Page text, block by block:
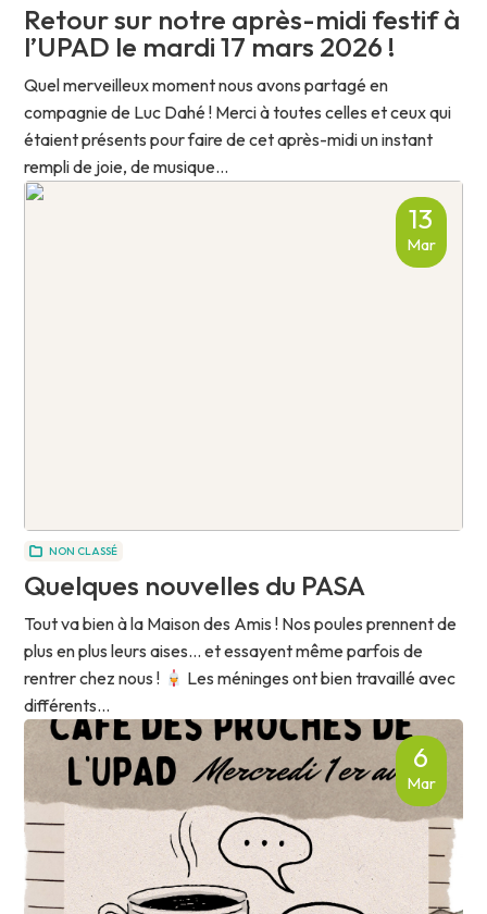
Retour sur notre après-midi festif à
l’UPAD le mardi 17 mars 2026 !
Quel merveilleux moment nous avons partagé en
compagnie de Luc Dahé ! Merci à toutes celles et ceux qui
étaient présents pour faire de cet après-midi un instant
rempli de joie, de musique...
13
Mar
NON CLASSÉ
Quelques nouvelles du PASA
Tout va bien à la Maison des Amis ! Nos poules prennent de
plus en plus leurs aises… et essayent même parfois de
rentrer chez nous !
Les méninges ont bien travaillé avec
différents...
6
Mar